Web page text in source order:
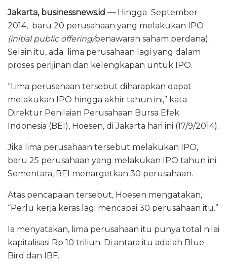
o
k
p
Jakarta, businessnews.id —Hingga September
2014, baru 20 perusahaan yang melakukan IPO
(initial public offering/penawaran saham perdana).
Selain itu, ada lima perusahaan lagi yang dalam
proses perijinan dan kelengkapan untuk IPO.
“Lima perusahaan tersebut diharapkan dapat
melakukan IPO hingga akhir tahun ini,” kata
Direktur Penilaian Perusahaan Bursa Efek
Indonesia (BEI), Hoesen, di Jakarta hari ini (17/9/2014).
Jika lima perusahaan tersebut melakukan IPO,
baru 25 perusahaan yang melakukan IPO tahun ini.
Sementara, BEI menargetkan 30 perusahaan.
Atas pencapaian tersebut, Hoesen mengatakan,
“Perlu kerja keras lagi mencapai 30 perusahaan itu.”
Ia menyatakan, lima perusahaan itu punya total nilai
kapitalisasi Rp 10 triliun. Di antara itu adalah Blue
Bird dan IBF.